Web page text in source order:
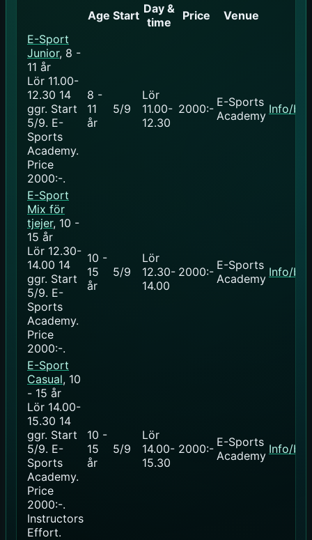
Age Start Day &
time
Price
Venue
E-Sport
Junior, 8 -
11 år
Lör 11.00-
12.30 14
ggr. Start
5/9. E-
Sports
Academy.
Price
2000:-.
8 -
11
år
5/9
Lör
11.00-
12.30
2000:- E-Sports
Academy Info/
E-Sport
Mix för
tjejer, 10 -
15 år
Lör 12.30-
14.00 14
ggr. Start
5/9. E-
Sports
Academy.
Price
2000:-.
10 -
15
år
5/9
Lör
12.30-
14.00
2000:- E-Sports
Academy Info/
E-Sport
Casual, 10
- 15 år
Lör 14.00-
15.30 14
ggr. Start
5/9. E-
Sports
Academy.
Price
2000:-.
Instructors
Effort.
10 -
15
år
5/9
Lör
14.00-
15.30
2000:- E-Sports
Academy Info/